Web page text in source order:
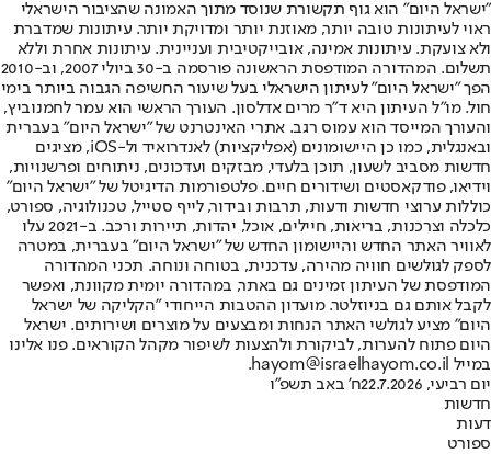
"ישראל היום" הוא גוף תקשורת שנוסד מתוך האמונה שהציבור הישראלי
ראוי לעיתונות טובה יותר, מאוזנת יותר ומדויקת יותר. עיתונות שמדברת
ולא צועקת. עיתונות אמינה, אובייקטיבית ועניינית. עיתונות אחרת וללא
תשלום. המהדורה המודפסת הראשונה פורסמה ב-30 ביולי 2007, וב-2010
הפך "ישראל היום" לעיתון הישראלי בעל שיעור החשיפה הגבוה ביותר בימי
חול. מו"ל העיתון היא ד"ר מרים אדלסון. העורך הראשי הוא עמר לחמנוביץ,
והעורך המייסד הוא עמוס רגב. אתרי האינטרנט של "ישראל היום" בעברית
ובאנגלית, כמו כן היישומונים (אפליקציות) לאנדרואיד ול-iOS, מציגים
חדשות מסביב לשעון, תוכן בלעדי, מבזקים ועדכונים, ניתוחים ופרשנויות,
וידיאו, פודקאסטים ושידורים חיים. פלטפורמות הדיגיטל של "ישראל היום"
כוללות ערוצי חדשות ודעות, תרבות ובידור, לייף סטייל, טכנולוגיה, ספורט,
כלכלה וצרכנות, בריאות, חיילים, אוכל, יהדות, תיירות ורכב. ב-2021 עלו
לאוויר האתר החדש והיישומון החדש של "ישראל היום" בעברית, במטרה
לספק לגולשים חוויה מהירה, עדכנית, בטוחה ונוחה. תכני המהדורה
המודפסת של העיתון זמינים גם באתר, במהדורה יומית מקוונת, ואפשר
לקבל אותם גם בניוזלטר. מועדון ההטבות הייחודי "הקליקה של ישראל
היום" מציע לגולשי האתר הנחות ומבצעים על מוצרים ושירותים. ישראל
היום פתוח להערות, לביקורת ולהצעות לשיפור מקהל הקוראים. פנו אלינו
במייל hayom@israelhayom.co.il.
יום רביעי, 22.7.2026
ח' באב תשפ"ו
חדשות
דעות
ספורט